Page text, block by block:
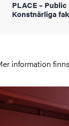
PLACE –
Konstnärliga
information